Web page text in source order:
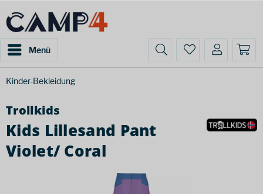
Menü
Kinder-Bekleidung
Trollkids
Kids Lillesand Pant
Violet/ Coral